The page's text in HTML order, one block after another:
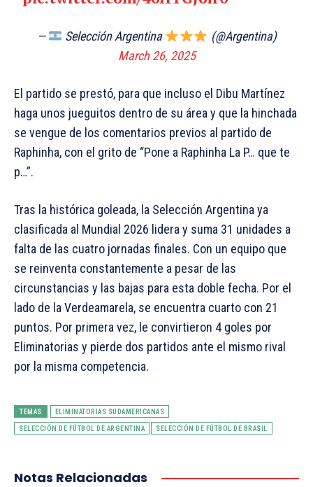
— Selección Argentina
(@Argentina)
March 26, 2025
El partido se prestó, para que incluso el Dibu Martínez
haga unos jueguitos dentro de su área y que la hinchada
se vengue de los comentarios previos al partido de
Raphinha, con el grito de “Pone a Raphinha La P… que te
p…”.
Tras la histórica goleada, la Selección Argentina ya
clasificada al Mundial 2026 lidera y suma 31 unidades a
falta de las cuatro jornadas finales. Con un equipo que
se reinventa constantemente a pesar de las
circunstancias y las bajas para esta doble fecha. Por el
lado de la Verdeamarela, se encuentra cuarto con 21
puntos. Por primera vez, le convirtieron 4 goles por
Eliminatorias y pierde dos partidos ante el mismo rival
por la misma competencia.
TEMAS ELIMINATORIAS SUDAMERICANAS
SELECCIÓN DE FÚTBOL DE ARGENTINA SELECCIÓN DE FÚTBOL DE BRASIL
Notas Relacionadas